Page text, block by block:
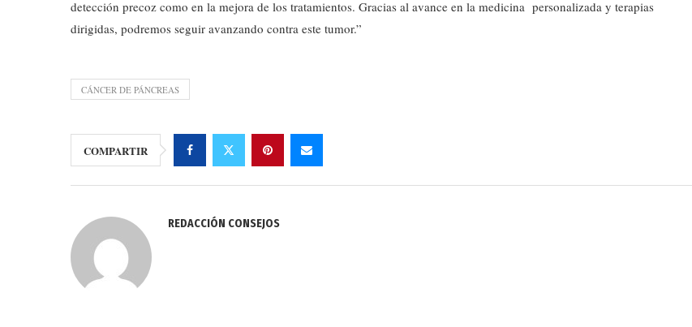
detección precoz como en la mejora de los tratamientos. Gracias al avance en la medicina personalizada y terapias
dirigidas, podremos seguir avanzando contra este tumor.”
CÁNCER DE PÁNCREAS
COMPARTIR
REDACCIÓN CONSEJOS